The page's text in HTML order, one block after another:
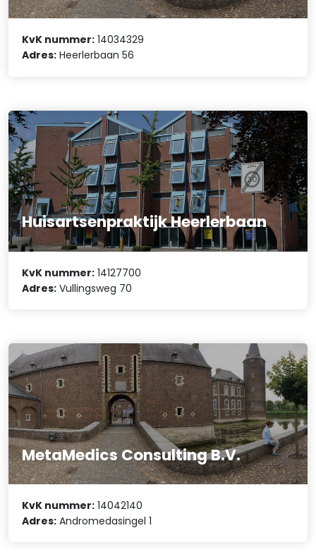
KvK nummer: 14034329
Adres: Heerlerbaan 56
Huisartsenpraktijk Heerlerbaan
KvK nummer: 14127700
Adres: Vullingsweg 70
MetaMedics Consulting B.V.
KvK nummer: 14042140
Adres: Andromedasingel 1